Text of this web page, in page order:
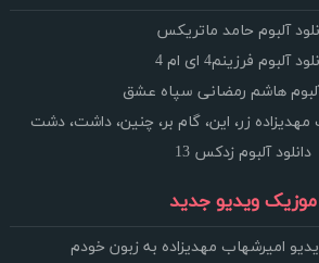
آلبوم حامد ماتریکس
آلبوم فرزینم4 ای ام 4
آلبوم هاشم رمضانی سپاه عشق
مهدیزاده زر، این، گام بر، چنین، داشت، دشت
دانلود آلبوم زدکس 13
موزیک ویدیو جدید
امیرشهاب مهدیزاده به زبون خودم